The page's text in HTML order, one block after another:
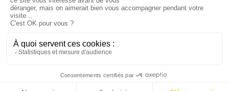
Mairie d'Étalans
3 Rue des Granges
25580 Étalans
France
Téléphone : 03 81 59 21 17